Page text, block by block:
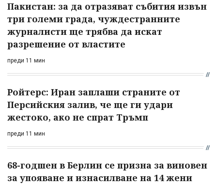
Пакистан: за да отразяват събития извън
три големи града, чуждестранните
журналисти ще трябва да искат
разрешение от властите
преди 11 мин
Ройтерс: Иран заплаши страните от
Персийския залив, че ще ги удари
жестоко, ако не спрат Тръмп
преди 11 мин
68-годшен в Берлин се призна за виновен
за упояване и изнасилване на 14 жени